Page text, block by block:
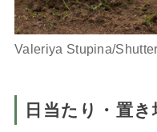
Valeriya Stupina/
日当たり・置き